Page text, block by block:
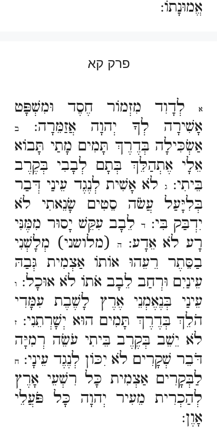
אֱמוּנָתוֹ:
פרק קא
א
לְדָוִד מִזְמוֹר חֶסֶד וּמִשְׁפָּט
אָשִׁירָה לְךָ יְהוָה אֲזַמֵּרָה:
ב
אַשְׂכִּילָה בְּדֶרֶךְ תָּמִים מָתַי תָּבוֹא
אֵלָי אֶתְהַלֵּךְ בְּתָם לְבָבִי בְּקֶרֶב
בֵּיתִי:ג
לֹא אָשִׁית לְנֶגֶד עֵינַי דְּבַר
בְּלִיָּעַל עֲשֹׂה סֵטִים שָׂנֵאתִי לֹא
יִדְבַּק בִּי:
ד לֵבָב עִקֵּשׁ יָסוּר מִמֶּנִּי
רָע לֹא אֵדָע:
ה(מלושני) מְלָשְׁנִי
בַסֵּתֶר רֵעֵהוּ אוֹתוֹ אַצְמִית גְּבַהּ
עֵינַיִם וּרְחַב לֵבָב אֹתוֹ לֹא אוּכָל: ו
עֵינַי בְּנֶאֶמְנֵי אֶרֶץ לָשֶׁבֶת עִמָּדִי
הֹלֵךְ בְּדֶרֶךְ תָּמִים הוּא יְשָׁרְתֵנִי:
ז
לֹא יֵשֵׁב בְּקֶרֶב בֵּיתִי עֹשֵׂה רְמִיָּה
דֹּבֵר שְׁקָרִים לֹא יִכּוֹן לְנֶגֶד עֵינָי: ח
לַבְּקָרִים אַצְמִית כָּל רִשְׁעֵי אָרֶץ
לְהַכְרִית מֵעִיר יְהוָה כָּל פֹּעֲלֵי
אָוֶן: